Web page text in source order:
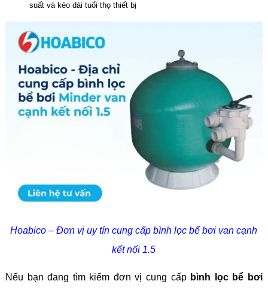
suất và kéo dài tuổi thọ thiết bị
Hoabico – Đơn vị uy tín cung cấp bình lọc bể bơi van cạnh
kết nối 1.5
Nếu bạn đang tìm kiếm đơn vị cung cấp bình lọc bể bơi